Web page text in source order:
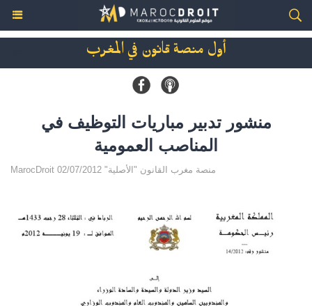
أول منصة قانون في المغرب
منشور تدبير مباريات التوظيف في
المناصب العمومية
MarocDroit منصة مغرب القانون "الأصلية" 02/07/2012